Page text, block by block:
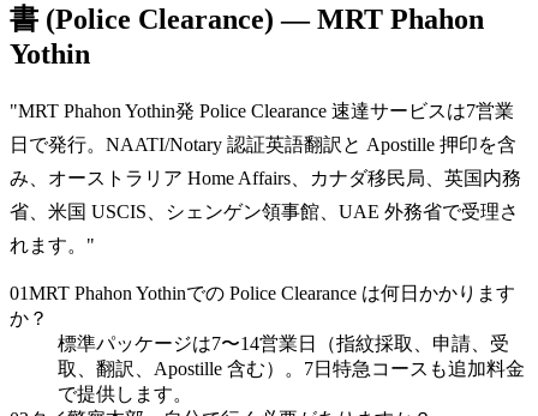
書 (Police Clearance) — MRT Phahon
Yothin
"MRT Phahon Yothin発 Police Clearance 速達サービスは7営業
日で発行。NAATI/Notary 認証英語翻訳と Apostille 押印を含
み、オーストラリア Home Affairs、カナダ移民局、英国内務
省、米国 USCIS、シェンゲン領事館、UAE 外務省で受理さ
れます。 "
01MRT Phahon Yothinでの Police Clearance は何日かかります
か？
標準パッケージは7〜14営業日（指紋採取、申請、受
取、翻訳、Apostille 含む）。7日特急コースも追加料金
で提供します。